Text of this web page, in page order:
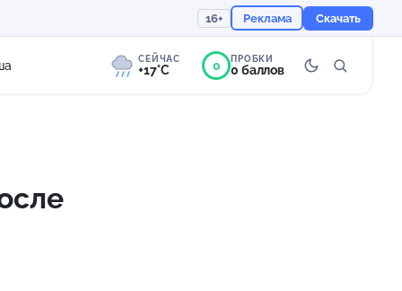
16+ Реклама Скачать
СЕЙЧАС
+17°C 0 ПРОБКИ
0 баллов